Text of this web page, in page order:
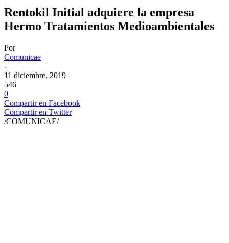
Rentokil Initial adquiere la empresa
Hermo Tratamientos Medioambientales
Por
Comunicae
-
11 diciembre, 2019
546
0
Compartir en Facebook
Compartir en Twitter
/COMUNICAE/